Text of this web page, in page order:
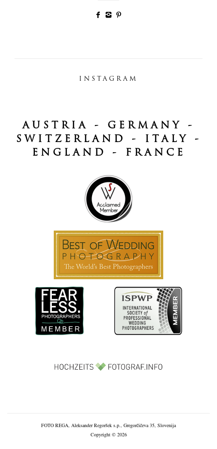
INSTAGRAM
AUSTRIA - GERMANY -
SWITZERLAND - ITALY -
ENGLAND - FRANCE
FOTO REGA, Aleksander Regoršek s.p., Gregorčičeva 35, Slovenija
Copyright © 2026